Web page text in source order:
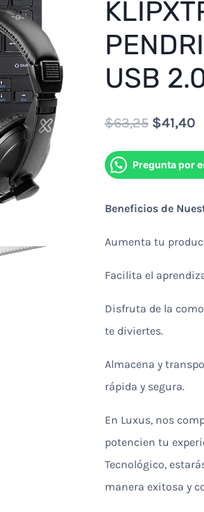
USB
$63,25 Original
price
was:
$63,25.
$41,40
Pregunta por
Beneficios de
Aumenta tu
Facilita el
Disfruta de la
te diviertes.
Almacena y
rápida y segura.
En Luxus, nos
potencien tu
Tecnológico,
manera exitosa y